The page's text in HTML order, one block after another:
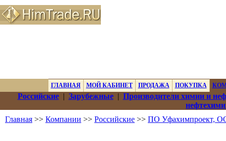
ГЛАВНАЯ МОЙ КАБИНЕТ ПРОДАЖА ПОКУПКА
Российские| Зарубежные| Производители химии и
Главная >> Компании >> Российские >> ПО Уфахимпроект,